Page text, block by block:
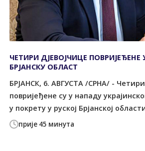
прије 45 минута
ЧЕТИРИ ДЈЕВОЈЧИЦЕ
БРЈАНСКУ ОБЛАСТ
БРЈАНСК, 6. АВГУСТА /СРНА/ - Четири
повријеђене су у нападу
у покрету у руској Брјанској